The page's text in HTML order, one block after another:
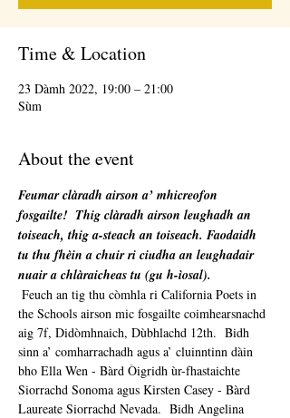
Time & Location
23 Dàmh 2022, 19:00 – 21:00
Sùm
About the event
Feumar clàradh airson a’ mhicreofon
fosgailte! Thig clàradh airson leughadh an
toiseach, thig a-steach an toiseach. Faodaidh
tu thu fhèin a chuir ri ciudha an leughadair
nuair a chlàraicheas tu (gu h-ìosal).
the Schools airson mic fosgailte coimhearsnachd
aig 7f, Didòmhnaich, Dùbhlachd 12th.  Bidh
sinn a’ comharrachadh agus a’ cluinntinn dàin
bho Ella Wen - Bàrd Òigridh ùr-fhastaichte
Siorrachd Sonoma agus Kirsten Casey - Bàrd
Laureate Siorrachd Nevada.  Bidh Angelina